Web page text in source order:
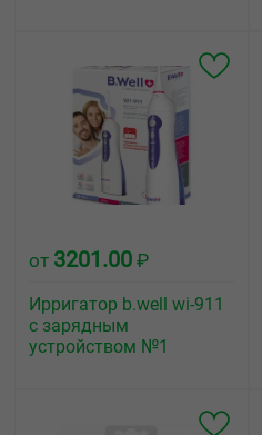
от 3201.00 ₽
Ирригатор b.well wi-911
с зарядным
устройством №1